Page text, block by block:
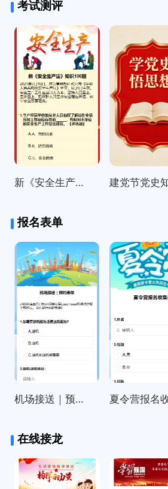
考试测评
新《安全生产法》知识100题
报名表单
机场接送｜预约表单
在线接龙